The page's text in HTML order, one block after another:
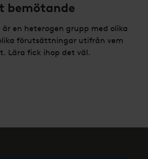
bemötande
en heterogen grupp med olika
förutsättningar utifrån vem
Lära fick ihop det väl.